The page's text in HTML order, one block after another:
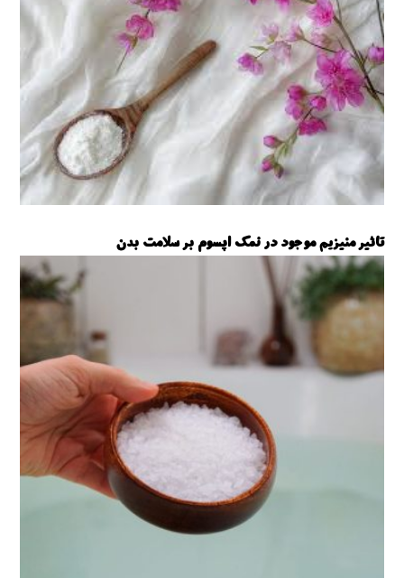
تاثیر منیزیم موجود در نمک اپسوم بر سلامت بدن
نمک اپسوم